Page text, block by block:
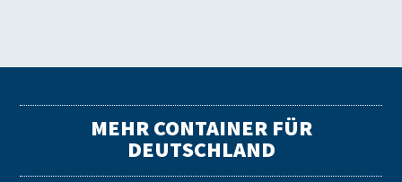
MEHR CONTAINER FÜR
DEUTSCHLAND